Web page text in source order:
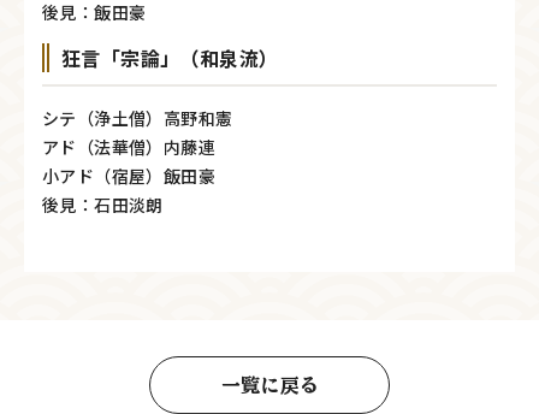
後見：飯田豪
狂言「宗論」（和泉流）
シテ（浄土僧）高野和憲
アド（法華僧）内藤連
小アド（宿屋）飯田豪
後見：石田淡朗
一覧に戻る